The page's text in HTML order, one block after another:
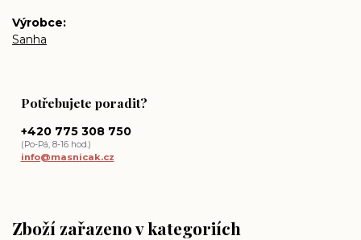
Výrobce
Sanha
Zboží zařazeno v kategoriích
Potřebujete poradit?
+420 775 308 750
(Po-Pá, 8-16 hod.)
info@masnicak.cz